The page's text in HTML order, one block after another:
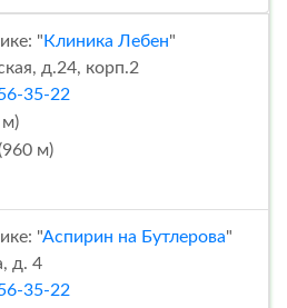
" Клиника Лебен"
д.24, корп.2
35-22
м)
"Аспирин на Бутлерова"
д. 4
35-22